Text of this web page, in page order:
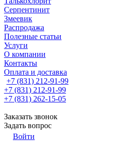
Серпентинит
Змеевик
Распродажа
Полезные статьи
Услуги
О компании
Контакты
Оплата и доставка
+7 (831) 212-91-99
+7 (831) 212-91-99
+7 (831) 262-15-05
Заказать звонок
Задать вопрос
Войти